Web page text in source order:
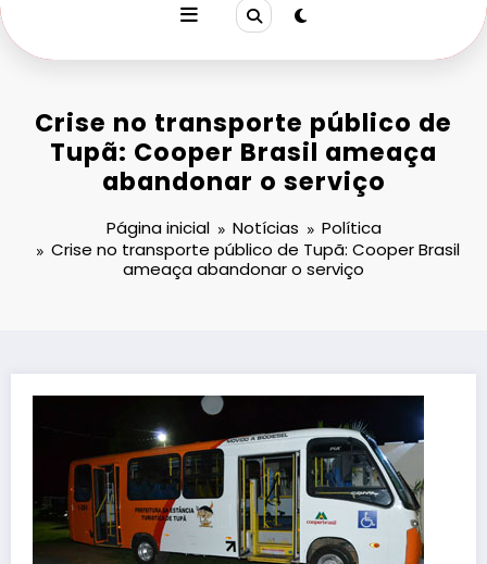
Crise no transporte público de
Tupã: Cooper Brasil ameaça
abandonar o serviço
Página inicial Notícias
Política
Crise no transporte público de Tupã: Cooper Brasil
ameaça abandonar o serviço